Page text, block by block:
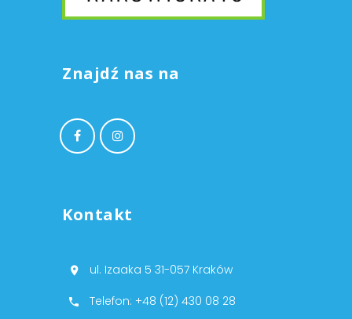
Znajdź nas na
Kontakt
ul. Izaaka 5 31-057 Kraków
Telefon: +48 (12) 430 08 28